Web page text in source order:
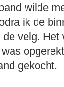
wilde
ik de
de velg.
gekocht.